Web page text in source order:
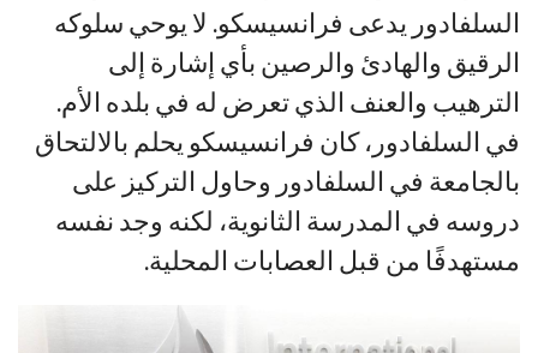
السلفادور يدعى فرانسيسكو. لا يوحي سلوكه
الرقيق والهادئ والرصين بأي إشارة إلى
الترهيب والعنف الذي تعرض له في بلده الأم.
في السلفادور، كان فرانسيسكو يحلم بالالتحاق
بالجامعة في السلفادور وحاول التركيز على
دروسه في المدرسة الثانوية، لكنه وجد نفسه
مستهدفًا من قبل العصابات المحلية.